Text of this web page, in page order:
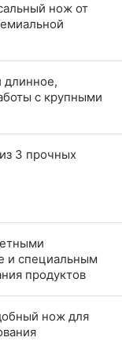
нож от
длинное,
с крупными
3 прочных
и специальным
продуктов
нож для